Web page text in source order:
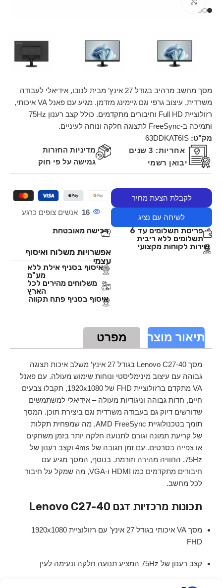
מסך מחשב מרהיב בגודל 27 אינץ’ מבית לנובו, אידיאלי לעבודה
משרדית, עיצוב גרפי וגם גיימינג מזדמן. מגיע עם פאנל VA איכותי,
רזולוציית Full HD וחיבורים מתקדמים. כולל קצב רענון 75Hz
ותמיכה ב-FreeSync לתצוגה חלקה ונוחה לעיניים.
מק"ט: 63DDKAT6IS
אחריות:
3 שנים
יבואן רשמי
מדיניות החזרות
גמישה על פי חוק
לקבלת הצעת מחיר
לשיחה עם נציג
16 אנשים צופים כרגע
פריסת תשלומים עד 6
תשלומים ללא ריבית
רכישה מאובטחת
שירות לקוחות מקצועי
אפשרויות משלוח ואיסוף
עצמי
איסוף בסניף אילת ללא
מע"מ
משלוחים מהירים לכל
הארץ
איסוף בסניף פתח תקווה
תיאור מוצר מפרט
מסך Lenovo C27-40 בגודל 27 אינץ’ משלב איכות תצוגה
גבוהה עם עיצוב מינימליסטי ונוחות שימוש מעולה. עם פאנל
VA מתקדם ברזולוציית FHD של ‎1920x1080‎, תקבלו צבעים
חיים, חדות גבוהה וניגודיות מעולה – אידיאלי למשתמשים
שדורשים דיוק גם בעבודה משרדית וגם ביצירת תוכן. המסך
תומך בטכנולוגיית AMD FreeSync, מה שמפחית תקלות
של קריעת תמונה וגורם לתנועה חלקה יותר בזמן משחקים
או צפייה בסרטים. עם זמן תגובה של 4ms וקצב רענון של
75Hz, החוויה מהירה וזורמת. בנוסף, המסך מגיע עם
חיבורים מתקדמים כמו HDMI ו-VGA, מה שמקל על חיבור
לכל מחשב.
תכונות מרכזיות דגם Lenovo C27-40
מסך VA איכותי בגודל 27 אינץ’ עם רזולוציית ‎1920x1080‎
FHD
קצב רענון של 75Hz המציע תנועה חלקה ונעימה לעין